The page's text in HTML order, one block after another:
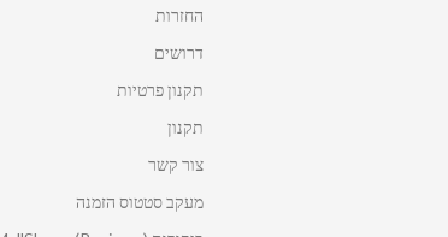
החזרות
דרושים
תקנון פרטיות
תקנון
צור קשר
מעקב סטטוס הזמנה